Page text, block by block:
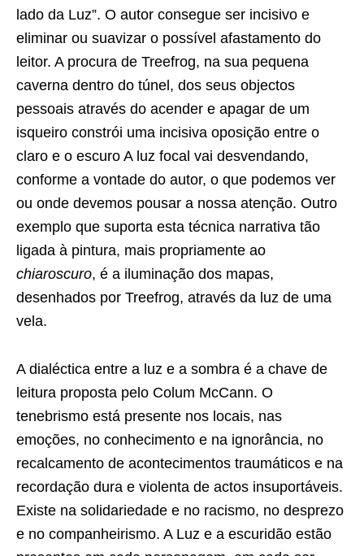
lado da Luz”. O autor consegue ser incisivo e
eliminar ou suavizar o possível afastamento do
leitor. A procura de Treefrog, na sua pequena
caverna dentro do túnel, dos seus objectos
pessoais através do acender e apagar de um
isqueiro constrói uma incisiva oposição entre o
claro e o escuro A luz focal vai desvendando,
conforme a vontade do autor, o que podemos ver
ou onde devemos pousar a nossa atenção. Outro
exemplo que suporta esta técnica narrativa tão
ligada à pintura, mais propriamente ao
chiaroscuro, é a iluminação dos mapas,
desenhados por Treefrog, através da luz de uma
vela.
A dialéctica entre a luz e a sombra é a chave de
leitura proposta pelo Colum McCann. O
tenebrismo está presente nos locais, nas
emoções, no conhecimento e na ignorância, no
recalcamento de acontecimentos traumáticos e na
recordação dura e violenta de actos insuportáveis.
Existe na solidariedade e no racismo, no desprezo
e no companheirismo. A Luz e a escuridão estão